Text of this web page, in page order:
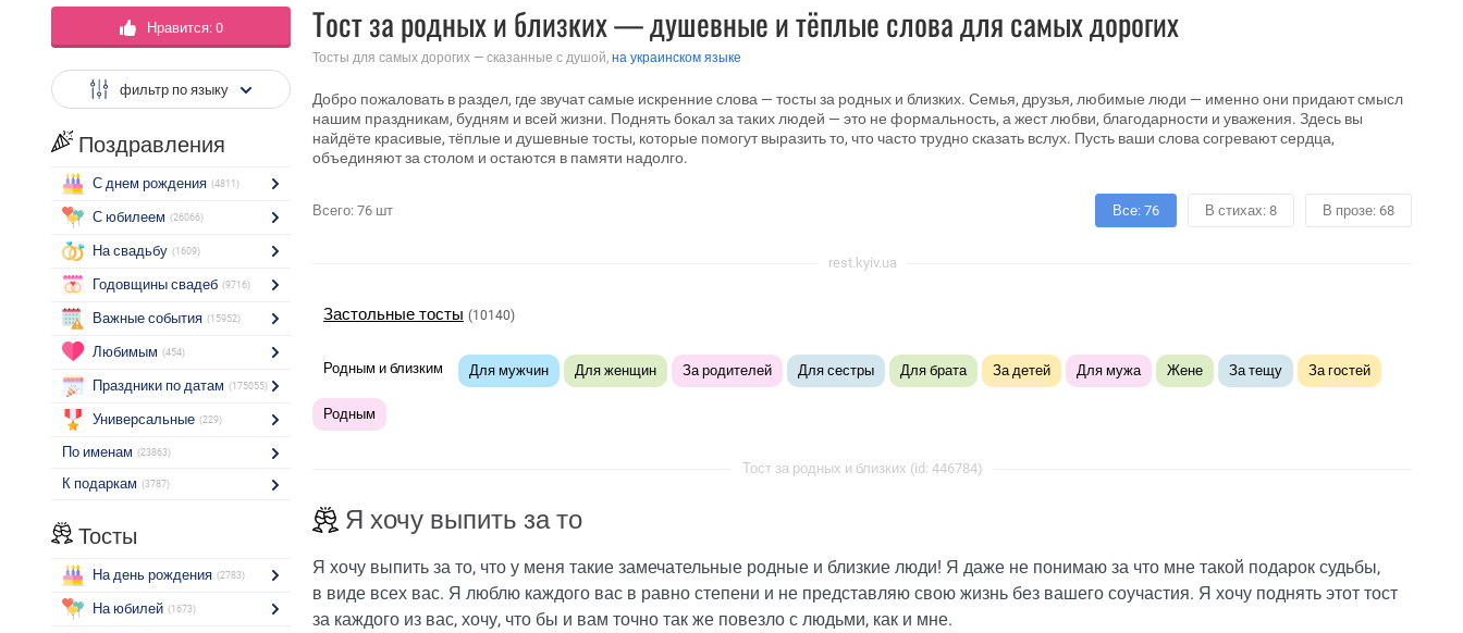
Нравится: 0
фильтр по языку
Поздравления
С днем рождения (4811)
С юбилеем (26066)
На свадьбу (1609)
Годовщины свадеб (9716)
Важные события (15952)
Любимым (454)
Праздники по датам (175055)
Универсальные (229)
По именам (23863)
К подаркам (3787)
Тосты
На день рождения (2783)
На юбилей (1673)
Тост за родных и близких — душевные и тёплые слова для самых дорогих
Тосты для самых дорогих — сказанные с душой, на украинском языке
Добро пожаловать в раздел, где звучат самые искренние слова — тосты за родных и близких. Семья, друзья, любимые люди — именно они придают смысл
нашим праздникам, будням и всей жизни. Поднять бокал за таких людей — это не формальность, а жест любви, благодарности и уважения. Здесь вы
найдёте красивые, тёплые и душевные тосты, которые помогут выразить то, что часто трудно сказать вслух. Пусть ваши слова согревают сердца,
объединяют за столом и остаются в памяти надолго.
Всего: 76 шт Все: 76 В стихах: 8 В прозе: 68
rest.kyiv.ua
Застольные тосты (10140)
Родным и близким Для мужчин Для женщин За родителей Для сестры Для брата За детей Для мужа Жене За тещу За гостей
Родным
Тост за родных и близких (id: 446784)
Я хочу выпить за то
Я хочу выпить за то, что у меня такие замечательные родные и близкие люди! Я даже не понимаю за что мне такой подарок судьбы,
в виде всех вас. Я люблю каждого вас в равно степени и не представляю свою жизнь без вашего соучастия. Я хочу поднять этот тост
за каждого из вас, хочу, что бы и вам точно так же повезло с людьми, как и мне.